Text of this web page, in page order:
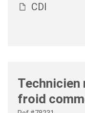
CDI
Technicien
froid